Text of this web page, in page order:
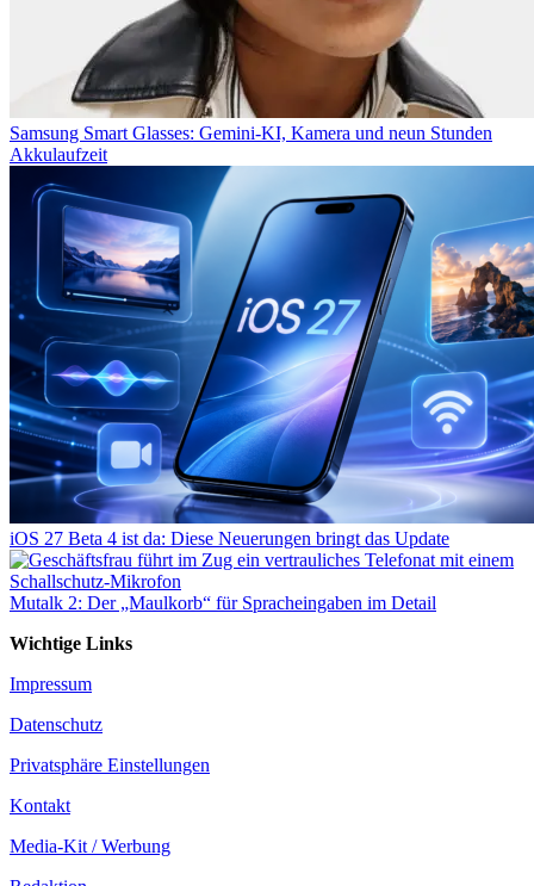
Samsung Smart Glasses: Gemini-KI, Kamera und neun Stunden
Akkulaufzeit
iOS 27 Beta 4 ist da: Diese Neuerungen bringt das Update
Mutalk 2: Der „Maulkorb“ für Spracheingaben im Detail
Wichtige Links
Impressum
Datenschutz
Privatsphäre Einstellungen
Kontakt
Media-Kit / Werbung